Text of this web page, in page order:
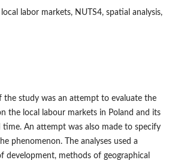
labor markets, NUTS4, spatial analysis,
the study was an attempt to evaluate the
the local labour markets in Poland and its
time. An attempt was also made to specify
phenomenon. The analyses used a
development, methods of geographical